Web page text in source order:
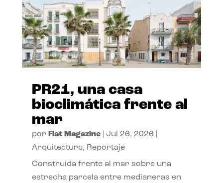
PR21, una casa
bioclimática frente al
mar
por Flat Magazine| Jul 26, 2026
Arquitectura, Reportaje
Construida frente al mar sobre una
estrecha parcela entre medianeras en